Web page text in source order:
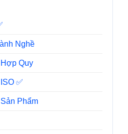
Nghề
Quy
✅
Phẩm